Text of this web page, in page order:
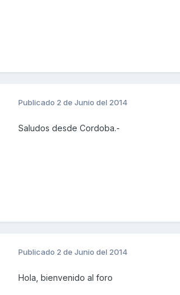
Publicado 2 de Junio del 2014
Saludos desde Cordoba.-
Publicado 2 de Junio del 2014
Hola, bienvenido al foro